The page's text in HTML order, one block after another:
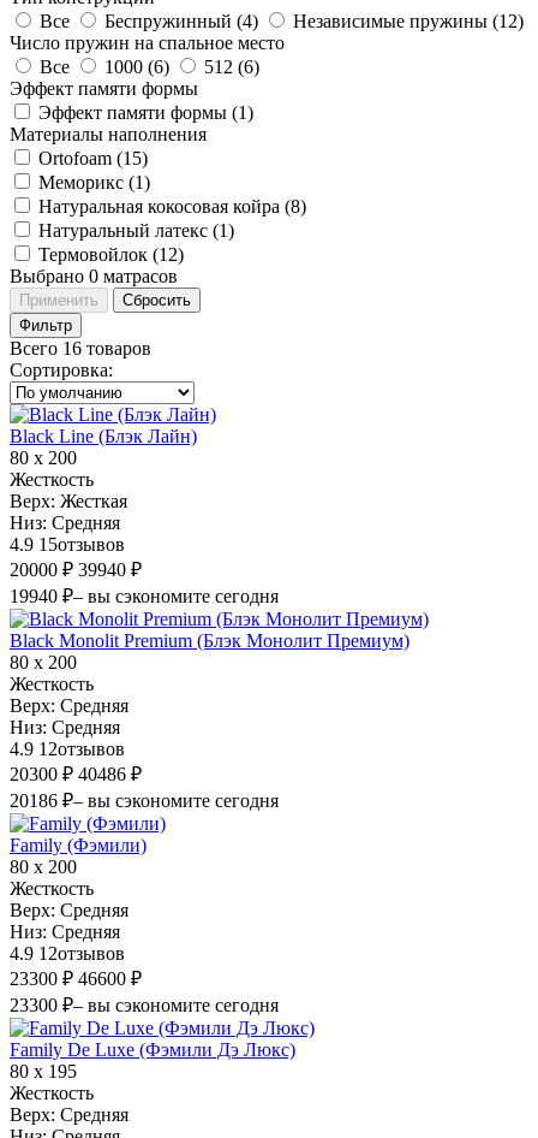
Все
Беспружинный (4) Независимые пружины (12)
Число пружин на спальное место
Все
1000 (6) 512 (6)
Эффект памяти формы
Эффект памяти формы (1)
Материалы наполнения
Ortofoam (15)
Меморикс (1)
Натуральная кокосовая койра (8)
Натуральный латекс (1)
Термовойлок (12)
Выбрано 0 матрасов
Применить
Сбросить
Фильтр
Всего 16 товаров
Сортировка:
Black Line (Блэк Лайн)
80 х 200
Жесткость
Верх: Жесткая
Низ: Средняя
4.9 15отзывов
20000 ₽ 39940 ₽
19940 ₽– вы сэкономите сегодня
Black Monolit Premium (Блэк Монолит Премиум)
80 х 200
Жесткость
Верх: Средняя
Низ: Средняя
4.9 12отзывов
20300 ₽ 40486 ₽
20186 ₽– вы сэкономите сегодня
Family (Фэмили)
80 х 200
Жесткость
Верх: Средняя
Низ: Средняя
4.9 12отзывов
23300 ₽ 46600 ₽
23300 ₽– вы сэкономите сегодня
Family De Luxe (Фэмили Дэ Люкс)
80 х 195
Жесткость
Верх: Средняя